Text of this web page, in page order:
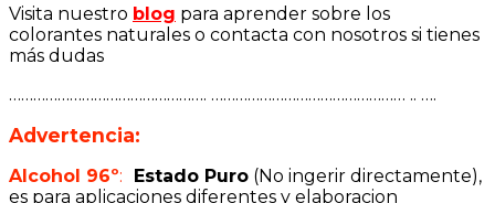
Visita nuestro blog para aprender sobre los
colorantes naturales o contacta con nosotros si tienes
más dudas
…………………………………………. ………………………………………… .. ….
Advertencia:
Alcohol 96º: Estado Puro (No ingerir directamente),
es para aplicaciones diferentes y elaboracion